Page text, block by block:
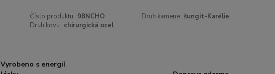
Číslo produktu: 98NCHO Druh kamene: šungit-Karélie
Druh kovu: chirurgická ocel
Vyrobeno s energií